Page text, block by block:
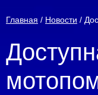
Главная / Новости /